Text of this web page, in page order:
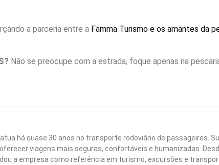
a parceria entre a Famma Turismo e os amantes da
Não se preocupe com a estrada, foque apenas na
há quase 30 anos no transporte rodoviário de passageiros.
viagens mais seguras, confortáveis e humanizadas.
a empresa como referência em turismo, excursões e